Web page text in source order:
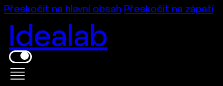
Přeskočit na hlavní obsah Přeskočit na zápatí
Idealab